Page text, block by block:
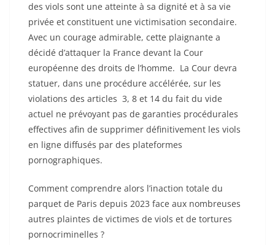
des viols sont une atteinte à sa dignité et à sa vie
privée et constituent une victimisation secondaire.
Avec un courage admirable, cette plaignante a
décidé d’attaquer la France devant la Cour
européenne des droits de l’homme. La Cour devra
statuer, dans une procédure accélérée, sur les
violations des articles 3, 8 et 14 du fait du vide
actuel ne prévoyant pas de garanties procédurales
effectives afin de supprimer définitivement les viols
en ligne diffusés par des plateformes
pornographiques.
Comment comprendre alors l’inaction totale du
parquet de Paris depuis 2023 face aux nombreuses
autres plaintes de victimes de viols et de tortures
pornocriminelles ?